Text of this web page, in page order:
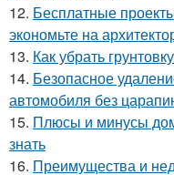
12. Бесплатные
экономьте на
13. Как убрать
14. Безопасное
автомобиля без
15. Плюсы и минусы
знать
16. Преимущества и